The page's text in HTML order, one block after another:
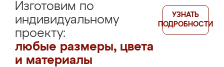
Изготовим по
индивидуальному
проекту:
любые размеры, цвета
и материалы
УЗНАТЬ
ПОДРОБНОСТИ